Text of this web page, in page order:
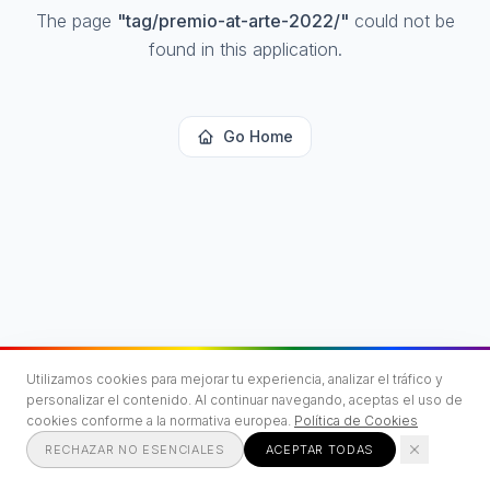
The page "tag/premio-at-arte-2022/" could not be
found in this application.
Go Home
Utilizamos cookies para mejorar tu experiencia, analizar el tráfico y
personalizar el contenido. Al continuar navegando, aceptas el uso de
cookies conforme a la normativa europea. Política de Cookies
RECHAZAR NO ESENCIALES ACEPTAR TODAS